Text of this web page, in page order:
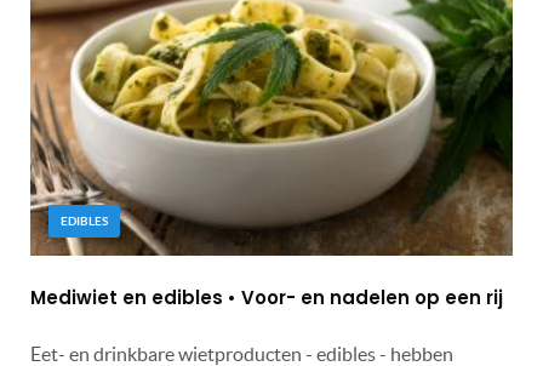
EDIBLES
Mediwiet en edibles • Voor- en nadelen op een rij
Eet- en drinkbare wietproducten - edibles - hebben